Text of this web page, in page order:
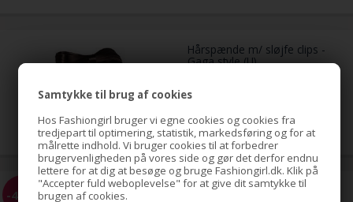
Samtykke til brug af cookies
Hos Fashiongirl bruger vi egne cookies og cookies fra
tredjepart til optimering, statistik, markedsføring og for at
målrette indhold. Vi bruger cookies til at forbedrer
brugervenligheden på vores side og gør det derfor endnu
lettere for at dig at besøge og bruge Fashiongirl.dk. Klik på
"Accepter fuld weboplevelse" for at give dit samtykke til
brugen af cookies.
Hårspænde m/ sløjfe clips -
Gaga style (U)
3,00
-45% Hår Curler Kit classic - 24 stk